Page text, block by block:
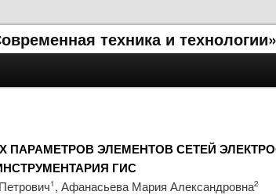
техника и технологии»
ЭЛЕМЕНТОВ СЕТЕЙ
ГИС
1 , Афанасьева Мария Александровна2